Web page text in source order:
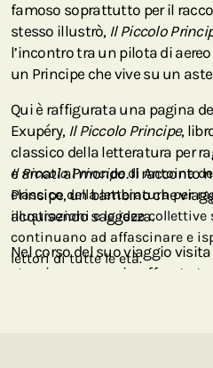
famoso soprattutto per il
stesso illustrò, Il Piccolo
l’incontro tra un pilota di
un Principe che vive su un
Qui è raffigurata una pagina
Exupéry, Il Piccolo Principe,
classico della letteratura per
e amati al mondo. Il racconto
Principe, un bambino che
acquisendo saggezza.
Nel corso del suo viaggio
strani personaggi e affronta
Il Piccolo Principedi Antoine
classico della letteratura per
illustrazioni e le idee
continuano ad affascinare e
lettori di tutte le età.